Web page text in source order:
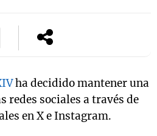
ha decidido mantener una
redes sociales a través de
en X e Instagram.
Notas